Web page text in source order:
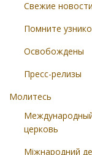
Свежие новости
Помните
Освобождены
Пресс-релизы
Молитесь
церковь
Міжнародний